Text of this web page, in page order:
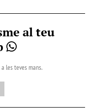
al teu
les teves mans.